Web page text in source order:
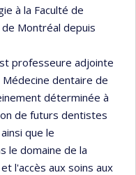
à la Faculté de
Montréal depuis
professeure adjointe
dentaire de
déterminée à
de futurs dentistes
que le
le domaine de la
l'accès aux soins aux